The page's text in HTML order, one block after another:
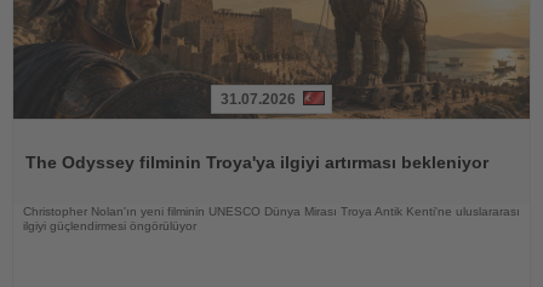
31.07.2026
The Odyssey filminin Troya'ya ilgiyi artırması bekleniyor
Christopher Nolan'ın yeni filminin UNESCO Dünya Mirası Troya Antik Kenti'ne uluslararası
ilgiyi güçlendirmesi öngörülüyor